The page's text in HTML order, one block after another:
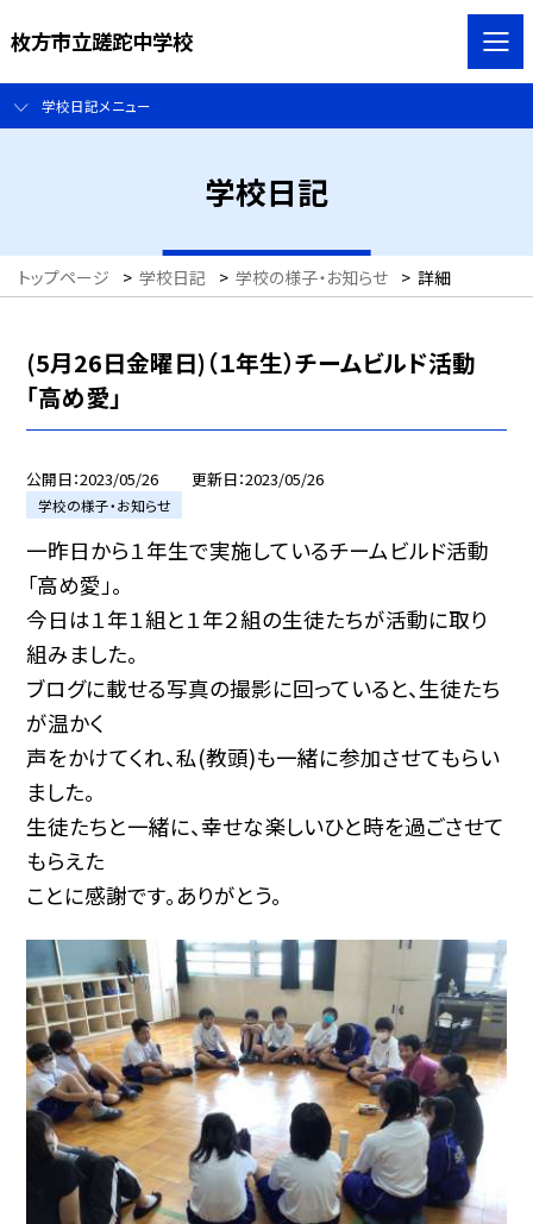
枚方市立蹉跎中学校
学校日記メニュー
学校日記
トップページ > 学校日記 > 学校の様子・お知らせ > 詳細
(5月26日金曜日)（１年生）チームビルド活動
「高め愛」
公開日 2023/05/26 更新日 2023/05/26
学校の様子・お知らせ
一昨日から１年生で実施しているチームビルド活動
「高め愛」。
今日は１年１組と１年２組の生徒たちが活動に取り
組みました。
ブログに載せる写真の撮影に回っていると、生徒たち
が温かく
声をかけてくれ、私(教頭)も一緒に参加させてもらい
ました。
生徒たちと一緒に、幸せな楽しいひと時を過ごさせて
もらえた
ことに感謝です。ありがとう。